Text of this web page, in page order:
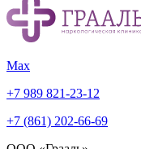
Max
+7 989 821-23-12
+7 (861) 202-66-69